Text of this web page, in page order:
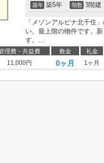
築年 築5年 階数 3階建
「メゾンアルピナ北千住
い。最上階の物件です。
す。...
理費・共益費 敷金 礼金
11,000円 0ヶ月 1ヶ月